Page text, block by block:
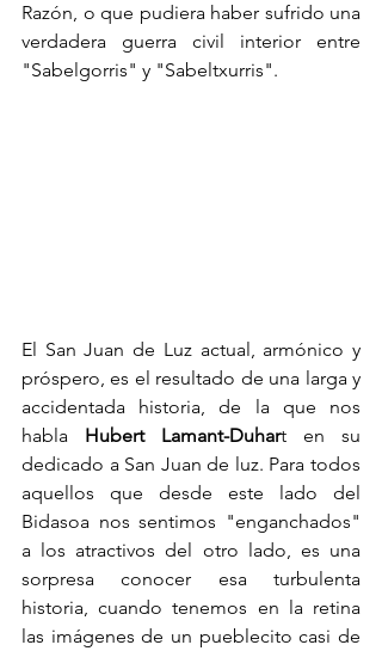
Razón, o que pudiera haber sufrido una
verdadera guerra civil interior entre
"Sabelgorris" y "Sabeltxurris".
El San Juan de Luz actual, armónico y
próspero, es el resultado de una larga y
accidentada historia, de la que nos
habla Hubert Lamant-Duhart en su
dedicado a San Juan de luz. Para todos
aquellos que desde este lado del
Bidasoa nos sentimos "enganchados"
a los atractivos del otro lado, es una
sorpresa conocer esa turbulenta
historia, cuando tenemos en la retina
las imágenes de un pueblecito casi de